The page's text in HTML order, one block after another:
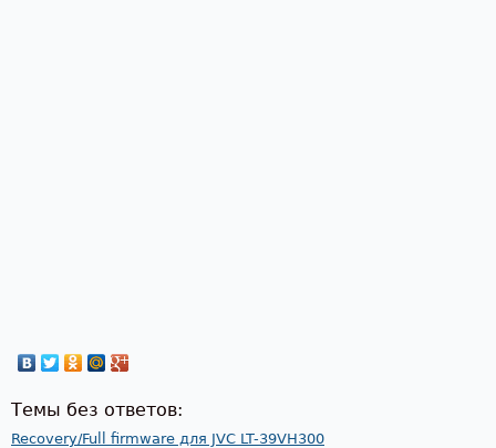
Темы без ответов:
Recovery/Full firmware для JVC LT-39VH300